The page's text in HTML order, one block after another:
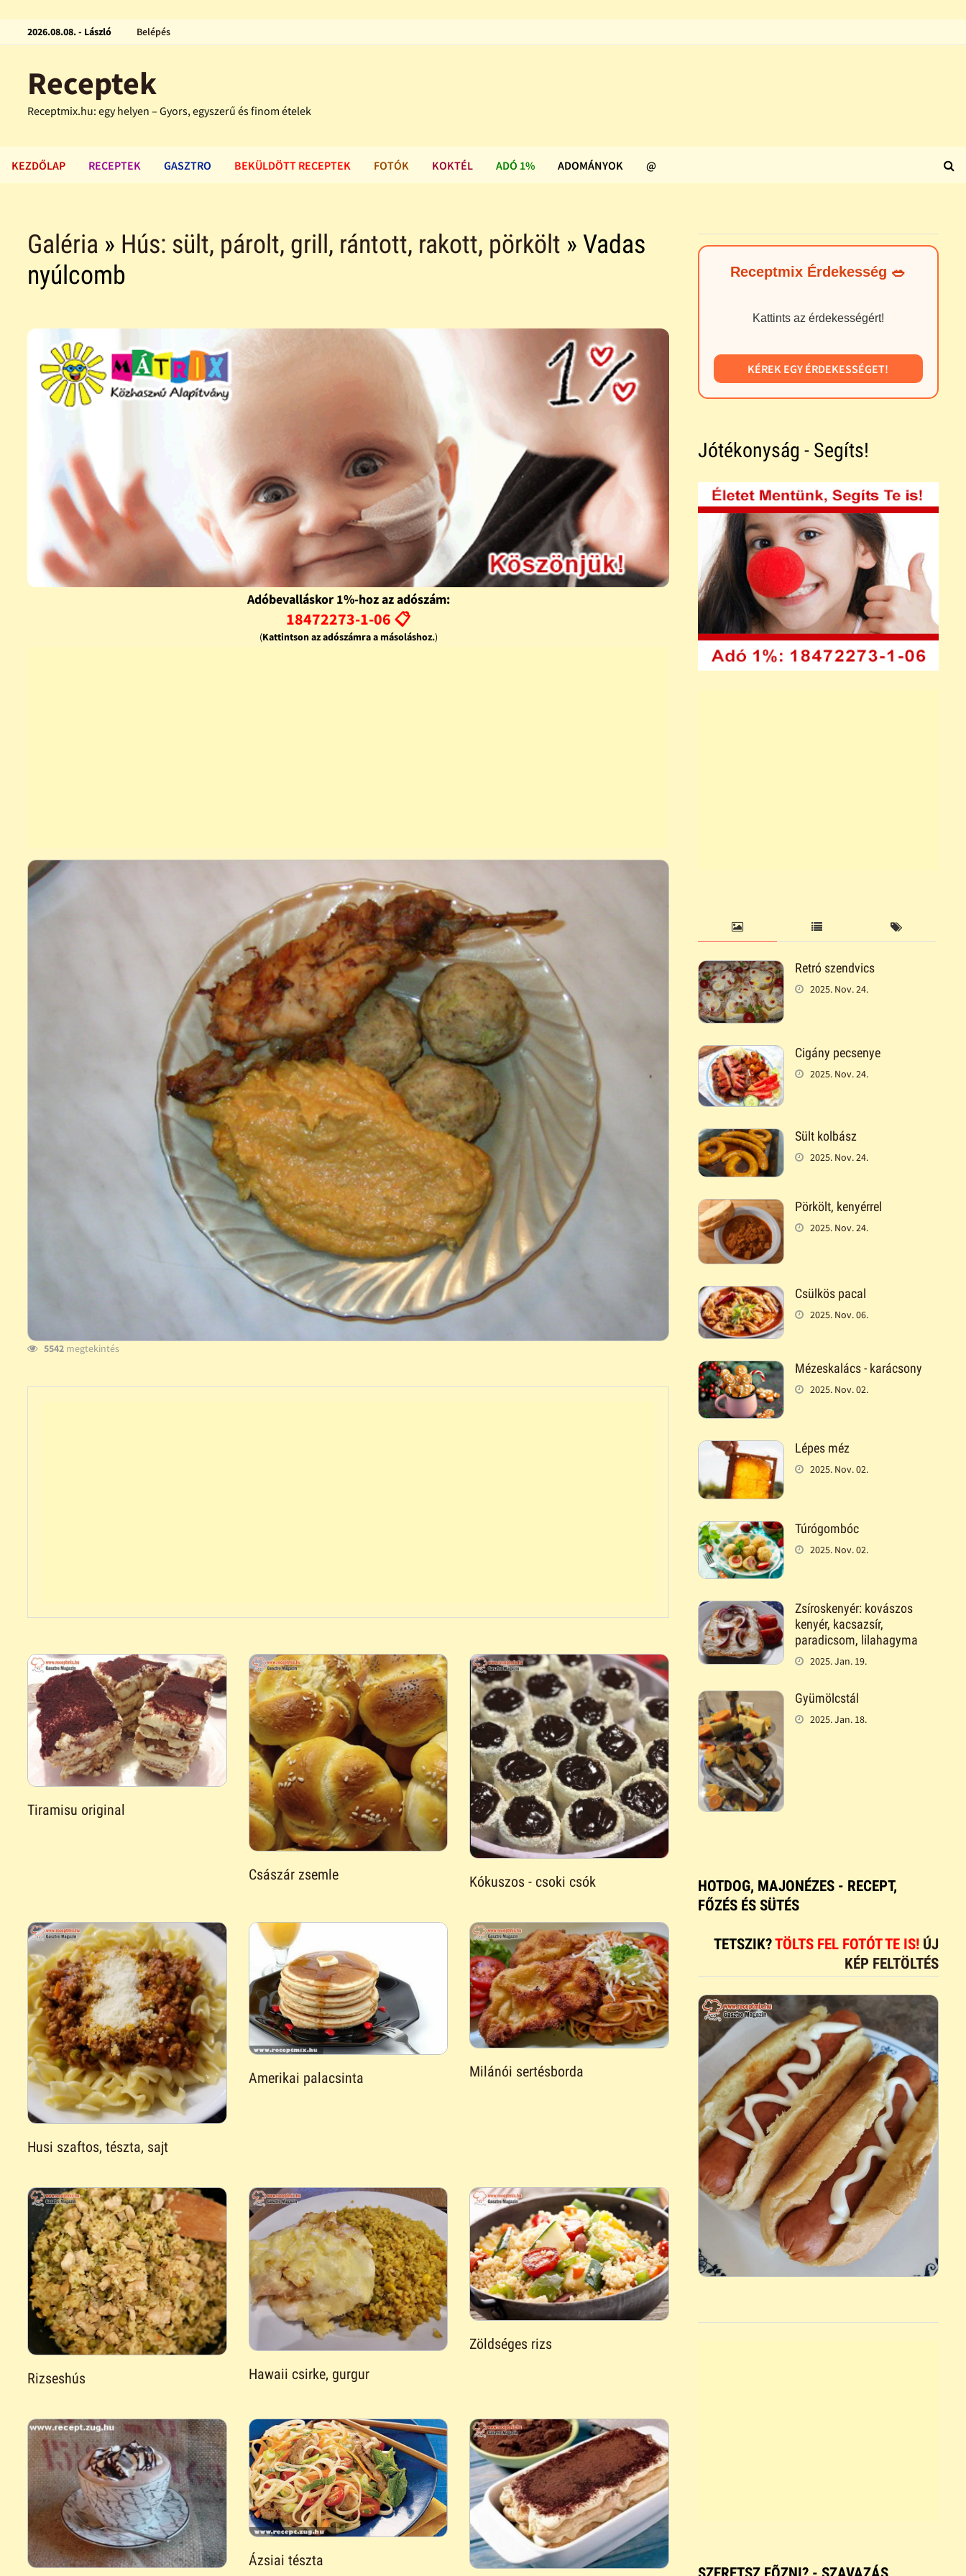
2026.08.08. - László Belépés
Receptek
Receptmix.hu: egy helyen – Gyors, egyszerű és finom ételek
KEZDŐLAP RECEPTEK GASZTRO BEKÜLDÖTT RECEPTEK FOTÓK KOKTÉL ADÓ 1% ADOMÁNYOK @
Galéria » Hús: sült, párolt, grill, rántott, rakott, pörkölt » Vadas
nyúlcomb
Adóbevalláskor 1%-hoz az adószám:
18472273-1-06 📋
(Kattintson az adószámra a másoláshoz.)
5542 megtekintés
Tiramisu original
Császár zsemle Kókuszos - csoki csók
Husi szaftos, tészta, sajt
Amerikai palacsinta Milánói sertésborda
Rizseshús Hawaii csirke, gurgur
Zöldséges rizs
Ázsiai tészta
Receptmix Érdekesség 🥗
Kattints az érdekességért!
KÉREK EGY ÉRDEKESSÉGET!
Jótékonyság - Segíts!
Retró szendvics
2025. Nov. 24.
Cigány pecsenye
2025. Nov. 24.
Sült kolbász
2025. Nov. 24.
Pörkölt, kenyérrel
2025. Nov. 24.
Csülkös pacal
2025. Nov. 06.
Mézeskalács - karácsony
2025. Nov. 02.
Lépes méz
2025. Nov. 02.
Túrógombóc
2025. Nov. 02.
Zsíroskenyér: kovászos
kenyér, kacsazsír,
paradicsom, lilahagyma
2025. Jan. 19.
Gyümölcstál
2025. Jan. 18.
HOTDOG, MAJONÉZES - RECEPT,
FŐZÉS ÉS SÜTÉS
TETSZIK?TÖLTS FEL FOTÓT TE IS! ÚJ
KÉP FELTÖLTÉS